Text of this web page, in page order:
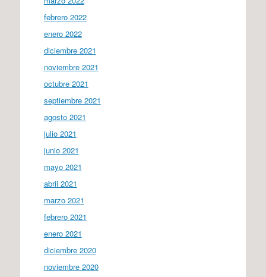
febrero 2022
enero 2022
diciembre 2021
noviembre 2021
octubre 2021
septiembre 2021
agosto 2021
julio 2021
junio 2021
mayo 2021
abril 2021
marzo 2021
febrero 2021
enero 2021
diciembre 2020
noviembre 2020